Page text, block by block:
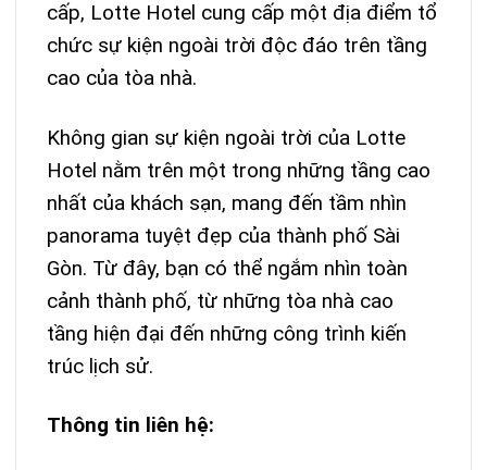
cấp, Lotte Hotel cung cấp một địa điểm tổ
chức sự kiện ngoài trời độc đáo trên tầng
cao của tòa nhà.
Không gian sự kiện ngoài trời của Lotte
Hotel nằm trên một trong những tầng cao
nhất của khách sạn, mang đến tầm nhìn
panorama tuyệt đẹp của thành phố Sài
Gòn. Từ đây, bạn có thể ngắm nhìn toàn
cảnh thành phố, từ những tòa nhà cao
tầng hiện đại đến những công trình kiến
trúc lịch sử.
Thông tin liên hệ: